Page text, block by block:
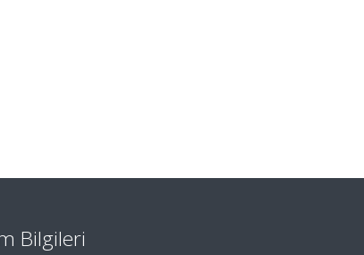
Bilgileri